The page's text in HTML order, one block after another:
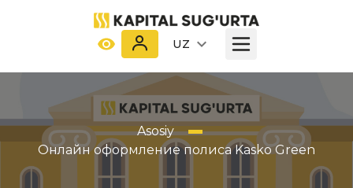
UZ
Asosiy
Онлайн оформление полиса Kasko Green